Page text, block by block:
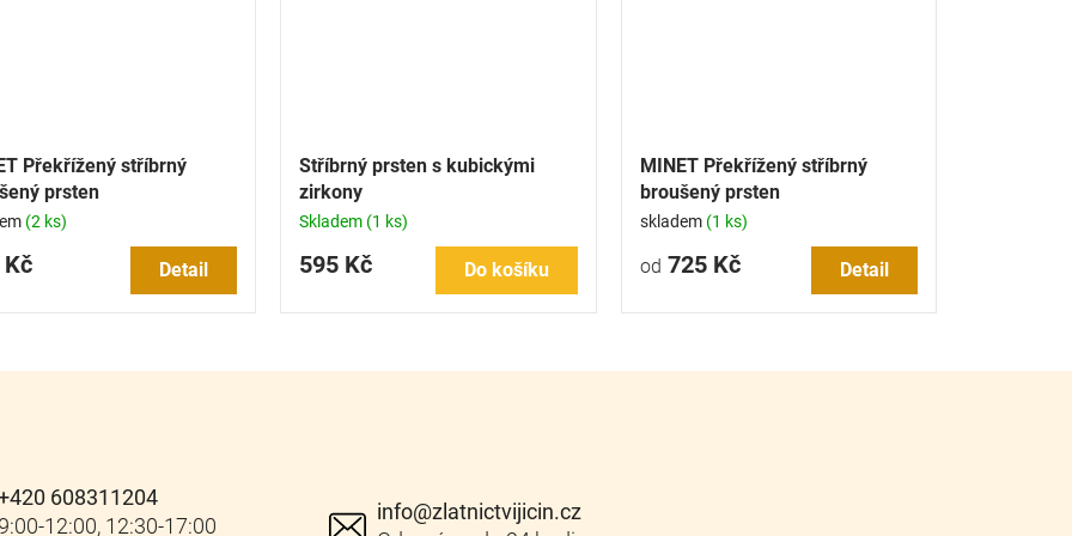
Překřížený stříbrný
prsten
(2 ks)
Detail
Stříbrný prsten s kubickými
zirkony
Skladem (1 ks)
595 Kč Do košíku
MINET Překřížený stříbrný
broušený prsten
skladem (1 ks)
od 725 Kč Detail
info@zlatnictvijicin.cz
608311204